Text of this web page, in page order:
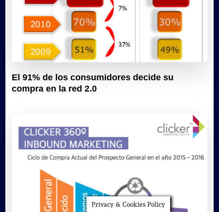
El 91% de los consumidores decide su
compra en la red 2.0
Privacy & Cookies Policy